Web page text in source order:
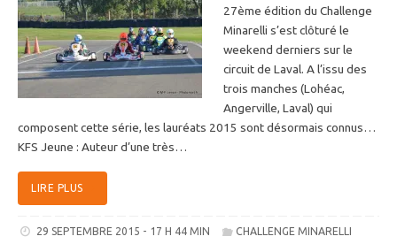
27ème édition du Challenge
Minarelli s’est clôturé le
weekend derniers sur le
circuit de Laval. A l’issu des
trois manches (Lohéac,
Angerville, Laval) qui
composent cette série, les lauréats 2015 sont désormais connus…
KFS Jeune : Auteur d’une très…
LIRE PLUS
29 SEPTEMBRE 2015 - 17 H 44 MIN CHALLENGE MINARELLI